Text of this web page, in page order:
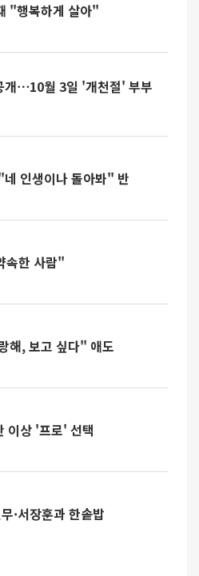
"행복하게 살아"
개⋯10월 3일 '개천절' 부부
인생이나 돌아봐" 반
속한 사람"
해, 보고 싶다" 애도
이상 '프로' 선택
·서장훈과 한솥밥